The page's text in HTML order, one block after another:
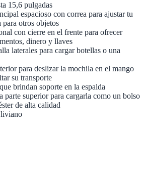
15,6 pulgadas
espacioso con correa para ajustar tu
otros objetos
con cierre en el frente para ofrecer
dinero y llaves
laterales para cargar botellas o una
para deslizar la mochila en el mango
su transporte
brindan soporte en la espalda
parte superior para cargarla como un bolso
de alta calidad